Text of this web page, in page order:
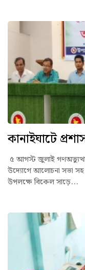
কানাইঘাটে
৫ আগস্ট জুলাই
উদ্যোগে আলোচনা সভা সহ
উপলক্ষে বিকেল সাড়ে...